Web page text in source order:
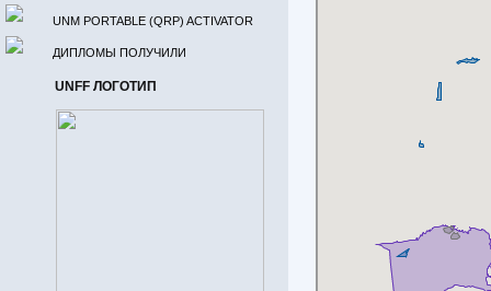
UNM PORTABLE (QRP) ACTIVATOR
ДИПЛОМЫ ПОЛУЧИЛИ
UNFF ЛОГОТИП